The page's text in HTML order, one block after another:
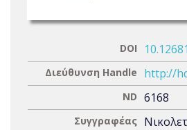
DOI
Διεύθυνση Handle http://
ND 6168
Συγγραφέας